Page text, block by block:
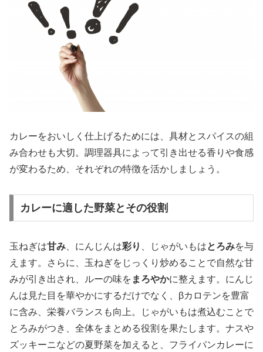
カレーをおいしく仕上げるためには、具材とスパイスの組
み合わせも大切。調理器具によって引き出せる香りや食感
が変わるため、それぞれの特徴を活かしましょう。
カレーに適した野菜とその役割
玉ねぎは甘み 、にんじんは彩り 、じゃがいもはとろみを与
えます。さらに、玉ねぎをじっくり炒めることで自然な甘
みが引き出され、ルーの味を まろやかに整えます。にんじ
んは見た目を華やかにするだけでなく、βカロテンを豊富
に含み、栄養バランスも向上。じゃがいもは煮込むことで
とろみがつき、全体をまとめる役割を果たします。ナスや
ズッキーニなどの夏野菜を加えると、フライパンカレーに